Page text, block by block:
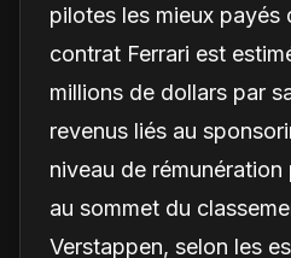
pilotes les mieux payés
contrat Ferrari est
millions de dollars par
revenus liés au
niveau de
au sommet du
Verstappen, selon les